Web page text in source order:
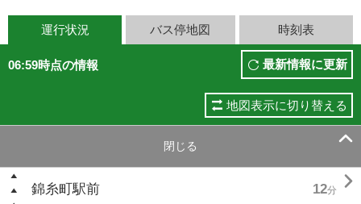
運行状況 バス停地図 時刻表
06:59時点の情報 最新情報に更新
地図表示に切り替える
閉じる 
錦糸町駅前 12分 